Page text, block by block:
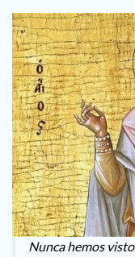
Nunca hemos